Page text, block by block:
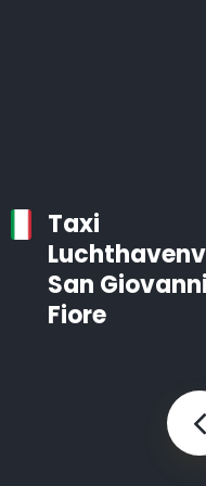
Taxi
San
Fiore